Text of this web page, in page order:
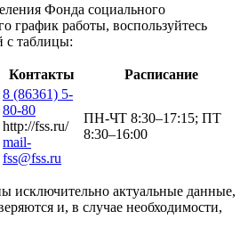
Фонда социального
график работы, воспользуйтесь
с таблицы:
Контакты Расписание
8 (86361) 5-
80-80
http://fss.ru/
mail-
fss@fss.ru
ПН-ЧТ 8:30–17:15; ПТ
8:30–16:00
исключительно актуальные данные,
и, в случае необходимости,